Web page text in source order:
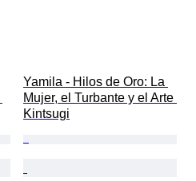
Yamila - Hilos de Oro: La
Mujer, el Turbante y el Arte
Kintsugi